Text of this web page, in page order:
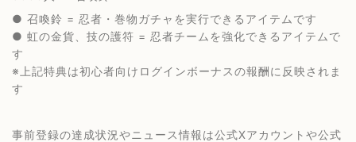
● 召喚鈴 = 忍者・巻物ガチャを実行できるアイテムです
● 虹の金貨、技の護符 = 忍者チームを強化できるアイテムで
す
※上記特典は初心者向けログインボーナスの報酬に反映されま
す
事前登録の達成状況やニュース情報は公式Xアカウントや公式